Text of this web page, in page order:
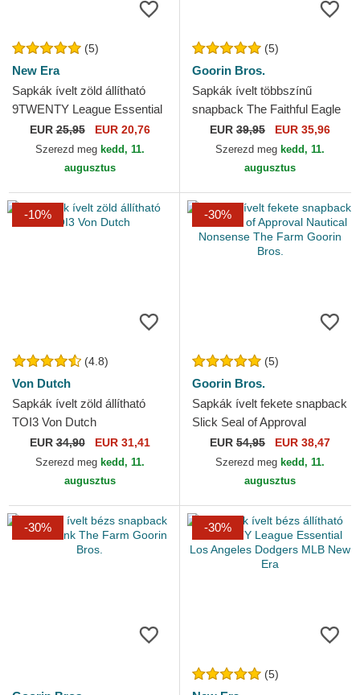
(5)
New Era
Sapkák ívelt zöld állítható
9TWENTY League Essential
New York Yankees MLB
New Era
EUR25,95 EUR 20,76
Szerezd meg kedd, 11.
augusztus
(5)
Goorin Bros.
Sapkák ívelt többszínű
snapback The Faithful Eagle
Sport The Farm Goorin Bros.
EUR 39,95 EUR 35,96
Szerezd meg kedd, 11.
augusztus
-10%
(4.8)
Von Dutch
Sapkák ívelt zöld állítható
TOI3 Von Dutch
EUR34,90 EUR 31,41
Szerezd meg kedd, 11.
augusztus
-30%
(5)
Goorin Bros.
Sapkák ívelt fekete snapback
Slick Seal of Approval
Nautical Nonsense The Farm
Goorin Bros.
EUR 54,95 EUR 38,47
Szerezd meg kedd, 11.
augusztus
-30% -30%
(5)